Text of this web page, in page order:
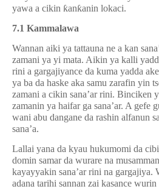
yawa a cikin ƙanƙanin lokaci.
7.1 Kammalawa
Wannan aiki ya tattauna ne a kan
zamani ya yi mata. Aikin ya kalli
rini a gargajiyance da kuma yadda
ya ba da haske aka samu zarafin yin
zamani a cikin sana’ar rini. Binciken
zamanin ya haifar ga sana’ar. A gefe
wani abu dangane da rashin alfanun
sana’a.
Lallai yana da kyau hukumomi da
domin samar da wurare na
kayayyakin sana’ar rini na gargajiya.
adana tarihi sannan zai kasance